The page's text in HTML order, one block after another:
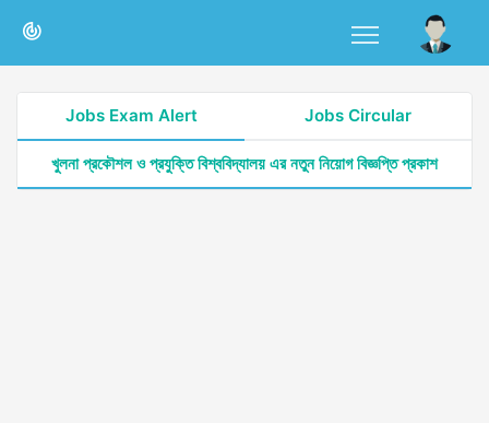
Jobs Exam Alert Jobs Circular
খুলনা প্রকৌশল ও প্রযুক্তি বিশ্ববিদ্যালয় এর নতুন নিয়োগ বিজ্ঞপ্তি প্রকাশ